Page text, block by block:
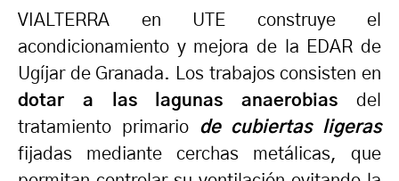
VIALTERRA en UTE construye el
acondicionamiento y mejora de la EDAR de
Ugíjar de Granada. Los trabajos consisten en
dotar a las lagunas anaerobias del
tratamiento primario de
cubiertas ligeras
fijadas mediante cerchas metálicas, que